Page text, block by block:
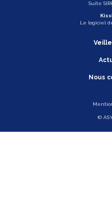
Suite
Le logiciel
Nous
©